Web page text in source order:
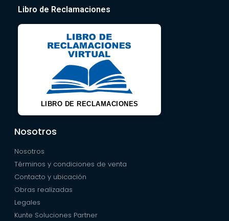
Libro de Reclamaciones
LIBRO DE RECLAMACIONES
Nosotros
Nosotros
Términos y condiciones de venta
Contacto y ubicación
Obras realizadas
Legales
Kunte Soluciones Partner